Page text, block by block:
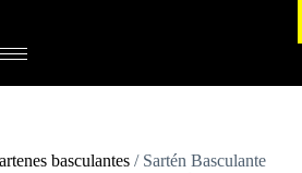
basculantes/ Sartén Basculante